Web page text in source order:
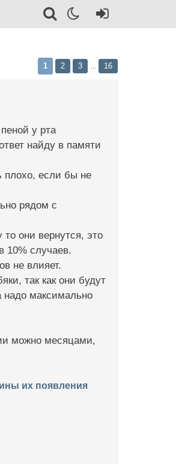
1 2 3 16
у рта
найду в памяти
плохо, если бы не
рядом с
они вернутся, это
10% случаев.
не влияет.
так как они будут
надо максимально
можно месяцами,
их появления